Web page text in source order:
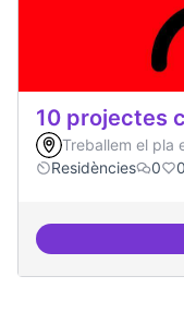
10 projectes
Treballem el pla
Residències
0 0